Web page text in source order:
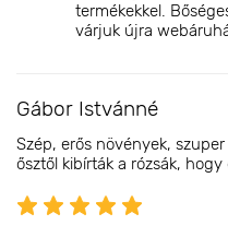
termékekkel.
várjuk újra
Gábor Istvánné
Szép, erős növények,
ősztől kibírták a rózsák,